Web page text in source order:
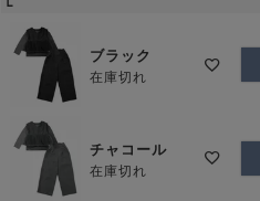
ブラック
在庫切れ
チャコール
在庫切れ